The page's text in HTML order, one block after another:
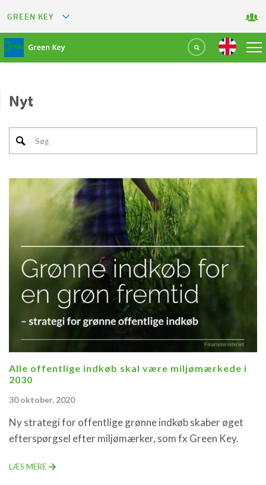
GREEN KEY
GREEN RESTAURANT
GREEN SPORT FACILITY
GREEN TOURISM ORGANIZATION
GREEN ATTRACTION
Nyt
Alle offentlige indkøb skal være miljømærkede i
2030
30 oktober, 2020
Ny strategi for offentlige grønne indkøb skaber øget
efterspørgsel efter miljømærker, som fx Green Key.
LÆS MERE